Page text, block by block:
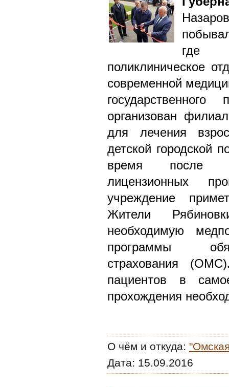
где
поликлиническое
современной
организован
для лечения
детской
время после
лицензионных
учреждение
Жители
необходимую
программы
страхования
пациентов в
прохождения
О чём и откуда:
Дата: 15.09.2016